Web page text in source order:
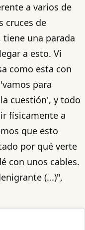
a varios de
cruces de
una parada
a esto. Vi
como esta con
para
cuestión', y todo
físicamente a
que esto
por qué verte
con unos cables.
(...)",